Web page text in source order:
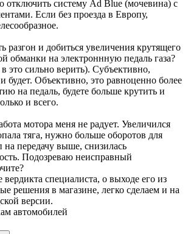
систему Ad Blue (мочевина) с
Если без проезда в Европу,
и добиться увеличения крутящего
обманки на электроннную педаль газа?
в это сильно верить). Субъективно,
будет. Объективно, это равноценно более
на педаль, будете больше крутить и
и всего.
мотора меня не радует. Увеличился
тяга, нужно больше оборотов для
на передачу выше, снизилась
Подозреваю неисправный
вердикта специалиста, о выходе его из
решения в магазине, легко сделаем и на
версии.
автомобилей